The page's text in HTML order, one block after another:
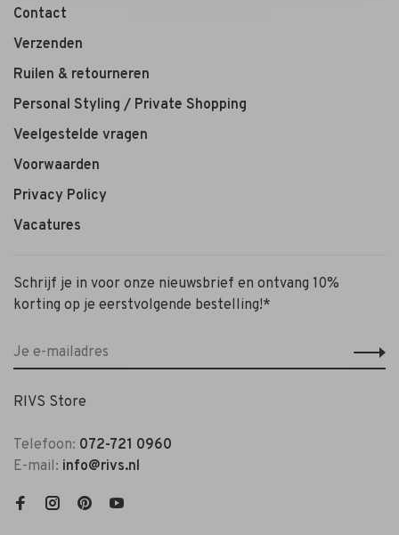
Contact
Verzenden
Ruilen & retourneren
Personal Styling / Private Shopping
Veelgestelde vragen
Voorwaarden
Privacy Policy
Vacatures
Schrijf je in voor onze nieuwsbrief en ontvang 10%
korting op je eerstvolgende bestelling!*
RIVS Store
Telefoon: 072-721 0960
E-mail: info@rivs.nl